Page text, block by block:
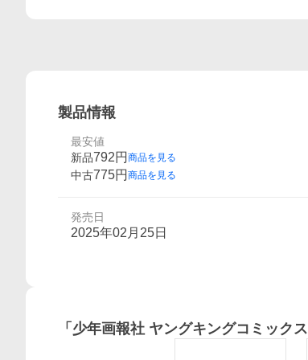
製品情報
最安値
新品792円 商品を見る
中古775円 商品を見る
発売日
2025年02月25日
「 少年画報社 ヤングキングコミックス